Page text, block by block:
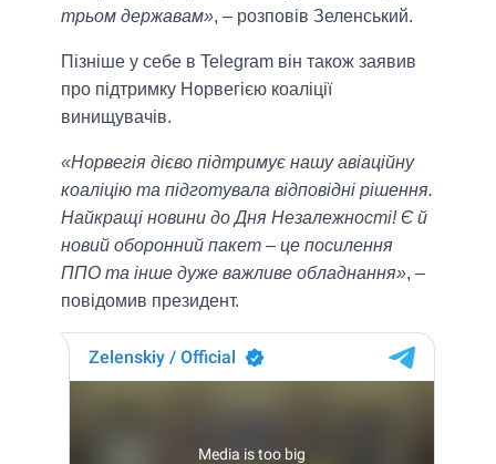
трьом державам», – розповів Зеленський.
Пізніше у себе в Telegram він також заявив
про підтримку Норвегією коаліції
винищувачів.
«Норвегія дієво підтримує нашу авіаційну
коаліцію та підготувала відповідні рішення.
Найкращі новини до Дня Незалежності! Є й
новий оборонний пакет – це посилення
ППО та інше дуже важливе обладнання», –
повідомив президент.